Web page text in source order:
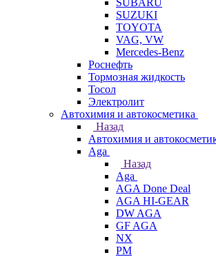
SUBARU
SUZUKI
TOYOTA
VAG, VW
Мercedes-Benz
Роснефть
Тормозная жидкость
Тосол
Электролит
Автохимия и автокосметика
Назад
Автохимия и
Aga
Назад
Aga
AGA Done Deal
AGA HI-GEAR
DW AGA
GF AGA
NX
PM